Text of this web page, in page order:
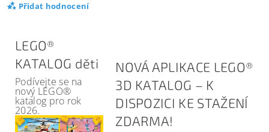
Přidat hodnocení
LEGO®
KATALOG děti
Podívejte se na
nový LEGO®
katalog pro rok
2026.
NOVÁ APLIKACE LEGO®
3D KATALOG – K
DISPOZICI KE STAŽENÍ
ZDARMA!